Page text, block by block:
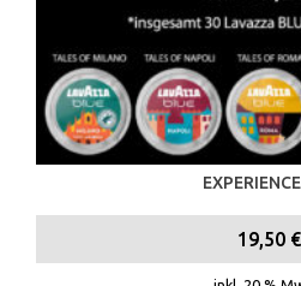
19,50 €